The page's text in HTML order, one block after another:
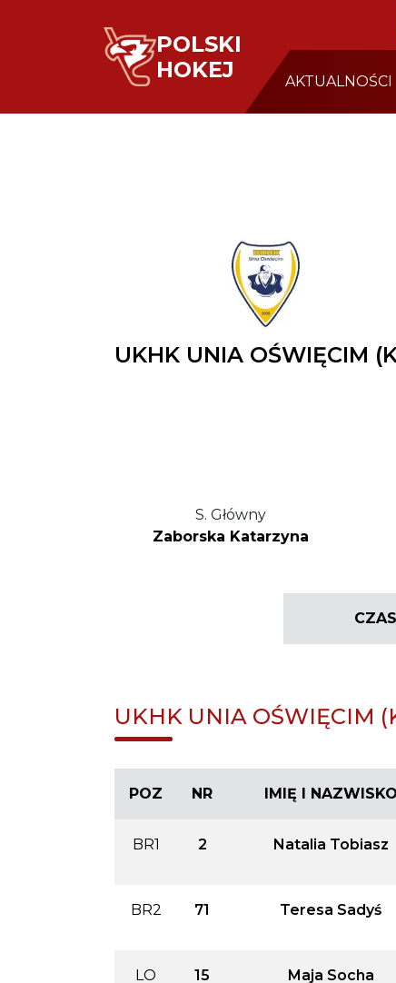
POLSKI
HOKEJ
AKTUALNOŚCI
UKHK UNIA OŚWIĘCIM
S. Główny
Zaborska Katarzyna
CZAS
UKHK UNIA OŚWIĘCIM
POZ NR IMIĘ I NAZWISKO
BR1 2 Natalia Tobiasz
BR2 71 Teresa Sadyś
LO 15 Maja Socha